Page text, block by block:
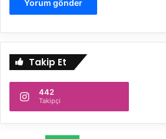
Takip Et
442
Takipçi